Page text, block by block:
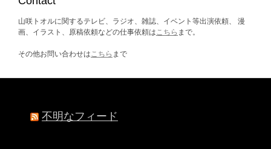
山咲トオルに関するテレビ、ラジオ、雑誌、イベント等出演依頼、 漫
画、イラスト、原稿依頼などの仕事依頼はこちら まで。
その他お問い合わせはこちら まで
不明なフィード